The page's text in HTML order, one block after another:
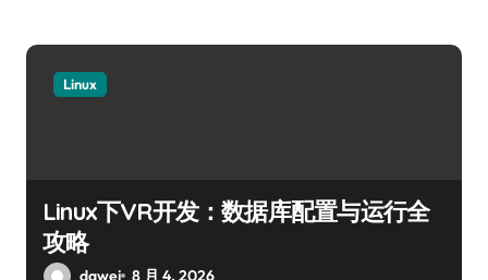
Linux
Linux下VR开发：数据库配置与运行全
攻略
dawei 8 月 4, 2026